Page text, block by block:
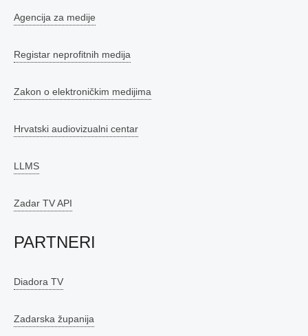
Agencija za medije
Registar neprofitnih medija
Zakon o elektroničkim medijima
Hrvatski audiovizualni centar
LLMS
Zadar TV API
PARTNERI
Diadora TV
Zadarska županija